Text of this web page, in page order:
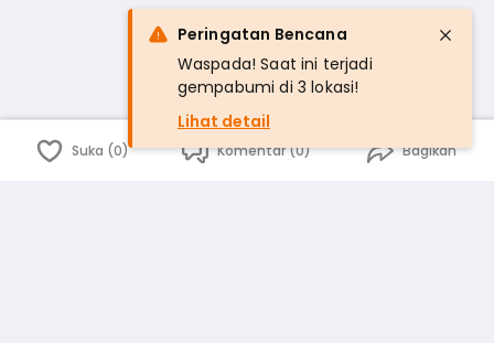
Suka (0) Komentar (0) Bagikan
Peringatan Bencana
Waspada! Saat ini terjadi
gempabumi di 3 lokasi!
Lihat detail